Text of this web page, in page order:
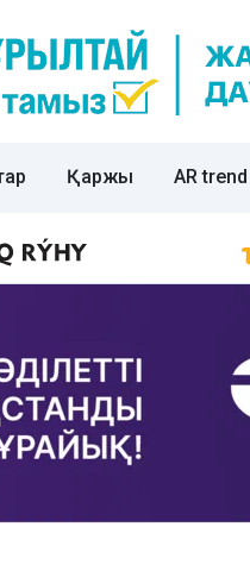
Қаржы AR trend